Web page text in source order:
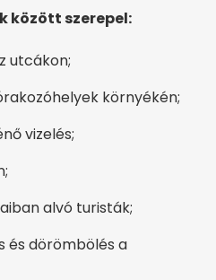
között szerepel:
utcákon;
környékén;
vizelés;
alvó turisták;
és dörömbölés a